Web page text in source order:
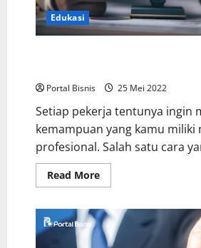
Edukasi
Portal Bisnis 25 Mei 2022
Setiap pekerja tentunya ingin
kemampuan yang kamu miliki
profesional. Salah satu cara
Read More